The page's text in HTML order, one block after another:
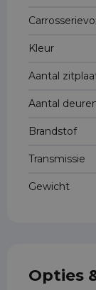
Kleur
Aantal
Aantal
Brandstof
Transmissie
Gewicht
Opties